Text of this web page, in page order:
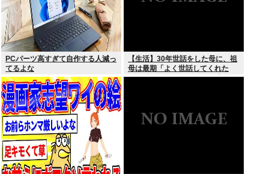
PCパーツ高すぎて自作する人減っ
てるよな
【生活】30年世話をした母に、祖
母は最期「よく世話してくれた
ね。ずっと嫌いだったのが残念だ